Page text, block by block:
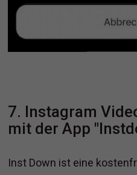
7. Instagram
mit der App
Inst Down ist eine